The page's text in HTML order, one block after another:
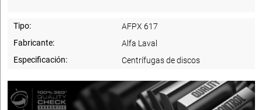
Tipo:
AFPX 617
Fabricante:
Alfa Laval
Especificación:
Centrífugas de discos